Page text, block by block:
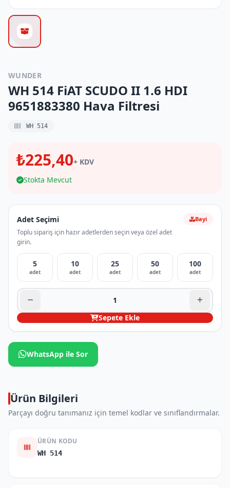
WUNDER
WH 514 FiAT SCUDO II 1.6 HDI
9651883380 Hava Filtresi
WH 514
₺225,40+ KDV
Stokta Mevcut
Adet Seçimi
Toplu sipariş için hazır adetlerden seçin veya özel adet
girin.
Bayi
5
adet
10
adet
25
adet
50
adet
100
adet
Sepete Ekle
WhatsApp ile Sor
Ürün Bilgileri
Parçayı doğru tanımanız için temel kodlar ve sınıflandırmalar.
ÜRÜN KODU
WH 514